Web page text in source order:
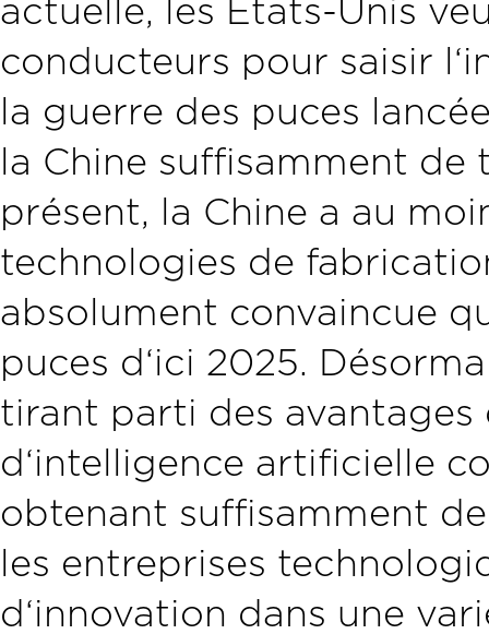
actuelle, les Etats-Unis
conducteurs pour saisir
la guerre des puces
la Chine suffisamment de
présent, la Chine a au
technologies de
absolument convaincue
puces d‘ici 2025.
tirant parti des avantages
d‘intelligence artificielle
obtenant suffisamment
les entreprises
d‘innovation dans une